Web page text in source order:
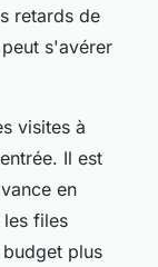
retards de
s'avérer
visites à
Il est
en
files
plus